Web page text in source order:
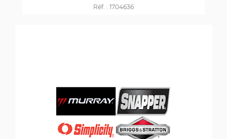
Réf. : 1704636